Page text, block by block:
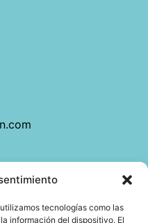
tecnologías como las
información del dispositivo. El